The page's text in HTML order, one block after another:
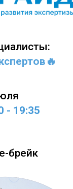
- 19:35
брейк
🔥